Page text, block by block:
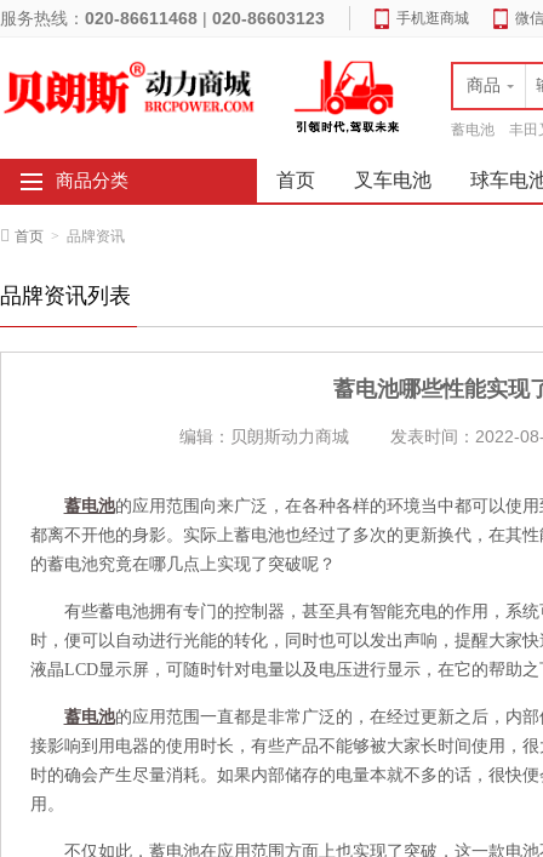
服务热线： 020-86611468 | 020-86603123 手机逛商城 微
商品
蓄电池 丰田
商品分类 首页 叉车电池 球车电
首页 > 品牌资讯
品牌资讯列表
蓄电池哪些性能实现
编辑：贝朗斯动力商城 发表时间：2022-
蓄电池的应用范围向来广泛，在各种各样的环境当中都可以使
都离不开他的身影。 实际上蓄电池也经过了多次的更新换代，在其
的蓄电池究竟在哪几点上实现了突破呢？
有些蓄电池拥有专门的控制器，甚至具有智能充电的作用，系
时，便可以自动进行光能的转化，同时也可以发出声响 ， 提醒大家快
液晶LCD显示屏，可随时针对电量以及电压进行显示，在它的帮助
蓄电池的应用范围一直都是非常广泛的，在经过更新之后，内
接影响到用电器的使用时长，有些产品不能够被大家长时间使用 ， 很
时的确会产生尽量消耗。 如果内部储存的电量本就不多的话，很快
用。
不仅如此，蓄电池在应用范围方面上也实现了突破，这一款电